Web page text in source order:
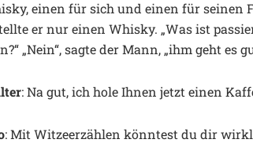
einen für sich und einen für seinen
er nur einen Whisky. „Was ist
„Nein“, sagte der Mann, „ihm geht
: Na gut, ich hole Ihnen jetzt einen
: Mit Witzeerzählen könntest du dir